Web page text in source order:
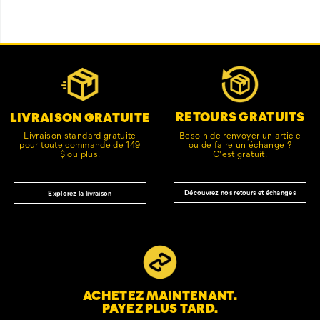
Liens
pageLIVRAISON GRATUITE
Livraison standard gratuite
pour toute commande de 149
$ ou plus.
Explorez la livraison
RETOURS GRATUITS
Besoin de renvoyer un article
ou de faire un échange ?
C'est gratuit.
Découvrez nos retours et échanges
ACHETEZ MAINTENANT.
PAYEZ PLUS TARD.